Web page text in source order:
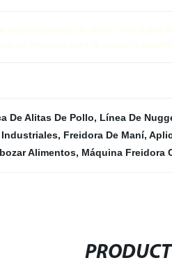
De Alitas De Pollo, Línea De
Industriales, Freidora De Maní,
Alimentos, Máquina Freidora